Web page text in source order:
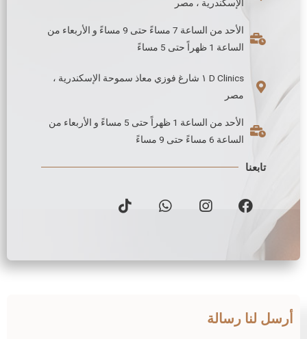
الإسكندرية ، مصر
الأحد من الساعة 7 مساءً حتى 9 مساءً و الأربعاء من
الساعة 1 ظهراً حتى 5 مساءً
D Clinics ١ شارغ فوزي معاذ سموحة الإسكندرية ،
مصر
الأحد من الساعة 1 ظهراً حتى 5 مساءً و الأربعاء من
الساعة 6 مساءً حتى 9 مساءً
تابعنا
أرسل لنا رسالة